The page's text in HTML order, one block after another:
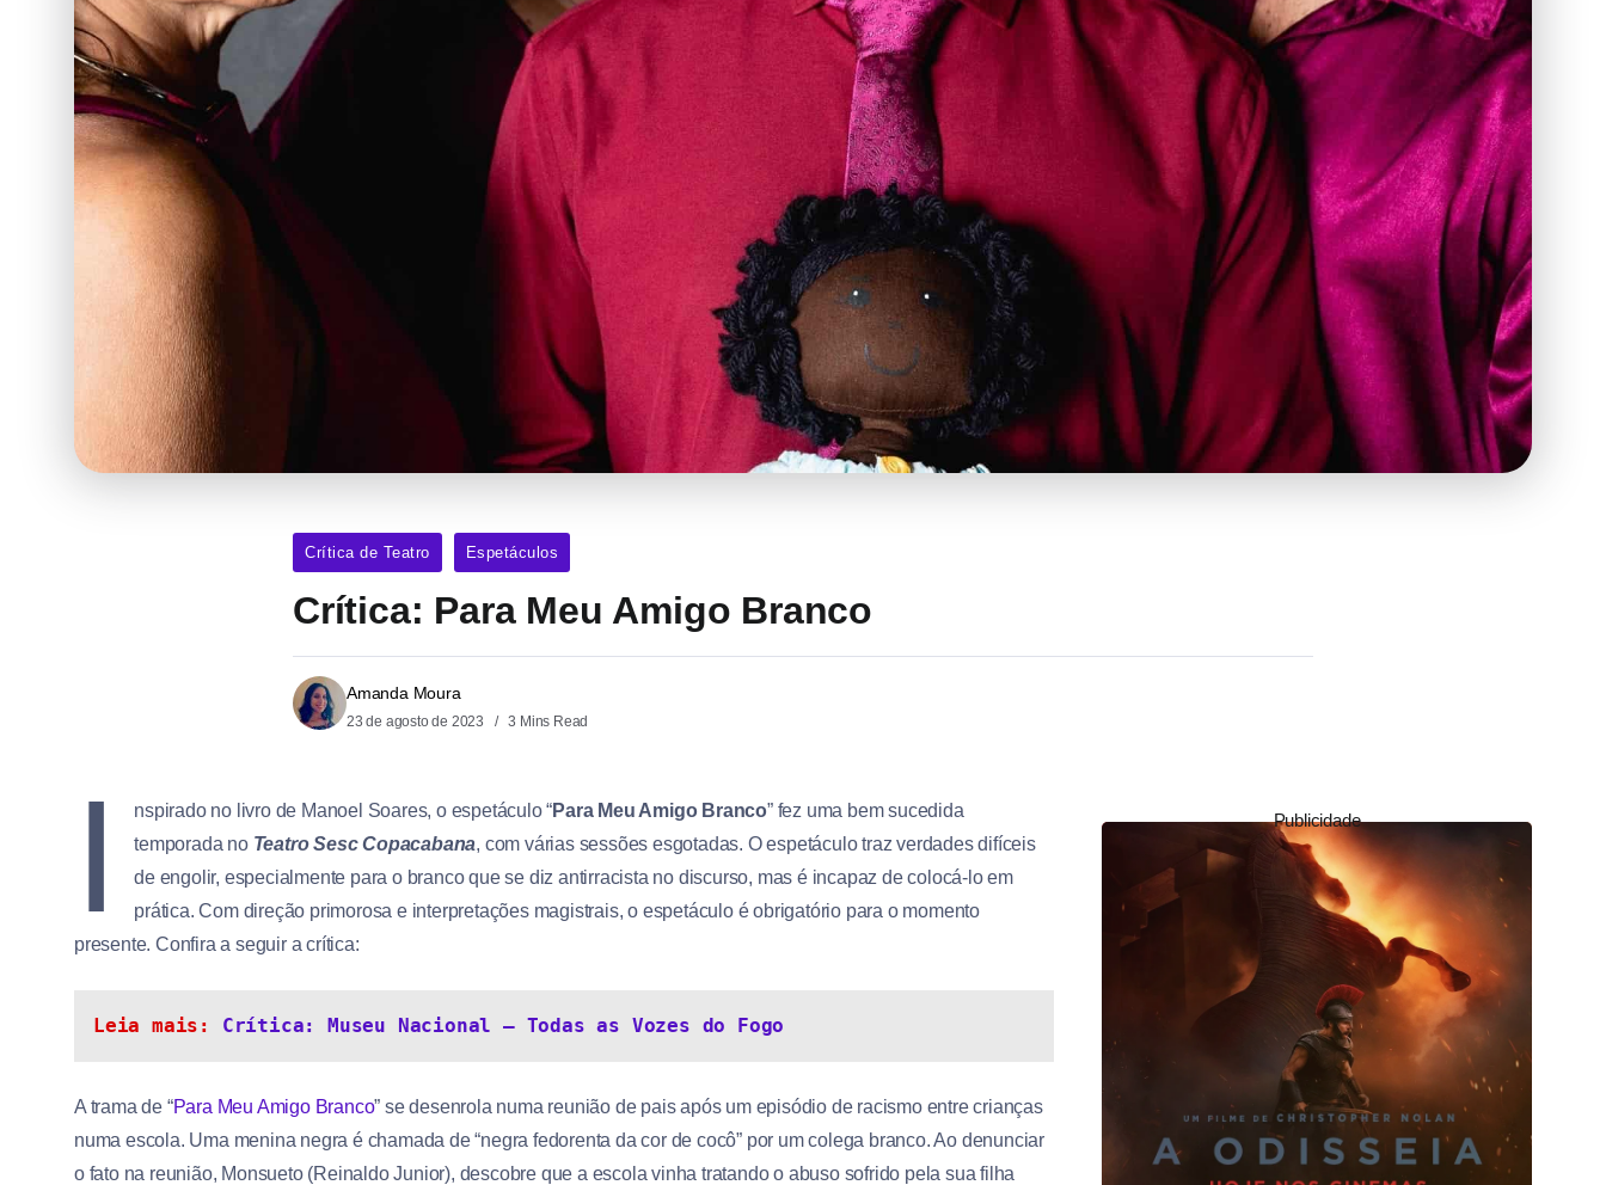
Crítica de Teatro Espetáculos
Crítica: Para Meu Amigo Branco
Amanda Moura
23 de agosto de 2023 3 Mins Read
I nspirado no livro de Manoel Soares, o espetáculo “Para Meu Amigo Branco” fez uma bem sucedida
temporada no Teatro Sesc Copacabana, com várias sessões esgotadas. O espetáculo traz verdades difíceis
de engolir, especialmente para o branco que se diz antirracista no discurso, mas é incapaz de colocá-lo em
prática. Com direção primorosa e interpretações magistrais, o espetáculo é obrigatório para o momento
presente. Confira a seguir a crítica:
Leia mais: Crítica: Museu Nacional – Todas as Vozes do Fogo
A trama de “Para Meu Amigo Branco” se desenrola numa reunião de pais após um episódio de racismo entre crianças
numa escola. Uma menina negra é chamada de “negra fedorenta da cor de cocô” por um colega branco. Ao denunciar
o fato na reunião, Monsueto (Reinaldo Junior), descobre que a escola vinha tratando o abuso sofrido pela sua filha
Publicidade